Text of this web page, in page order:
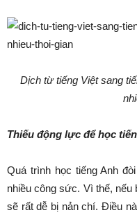
Dịch từ tiếng Việt sang
Thiếu động lực để học
Quá trình học tiếng Anh
nhiều công sức. Vì thế,
sẽ rất dễ bị nản chí. Điều